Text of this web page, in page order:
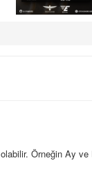
Örneğin Ay